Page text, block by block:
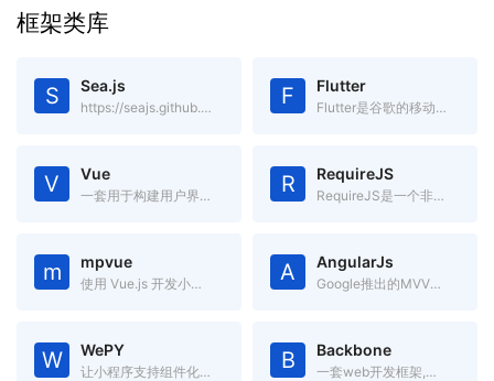
框架类库
S Sea.js
https://seajs.github.io/seajs/docs/ F Flutter
Flutter是谷歌的移动UI框架，可以快速在iOS和Android上构建高质量的原生用户界面。
V Vue
一套用于构建用户界面的渐进式框架.简单却不失优雅,小巧而不乏大匠 R RequireJS
RequireJS是一个非常小巧的JavaScript模块载入框架,是AMD规范最好的实现者之一
m mpvue
使用 Vue.js 开发小程序的前端框架。 A AngularJs
Google推出的MVVM框架
W WePY
让小程序支持组件化开发的框架 B Backbone
一套web开发框架,基于jQuery和underscore的一个前端js框架。